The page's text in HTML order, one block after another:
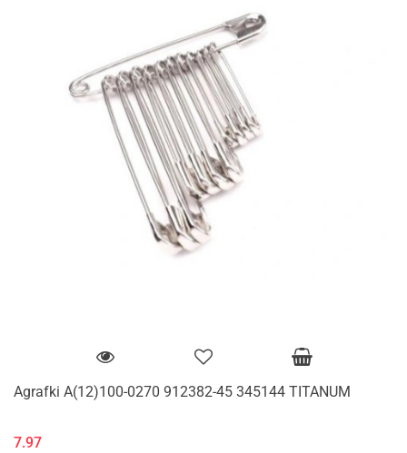
Agrafki A(12)100-0270 912382-45 345144 TITANUM
7.97